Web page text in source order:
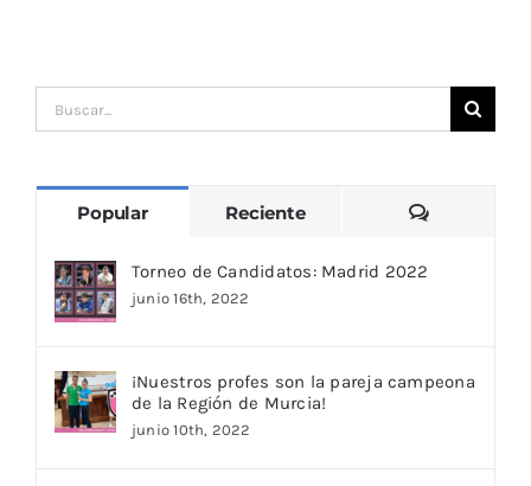
Buscar:
Popular Reciente
Torneo de Candidatos: Madrid 2022
junio 16th, 2022
¡Nuestros profes son la pareja campeona
de la Región de Murcia!
junio 10th, 2022